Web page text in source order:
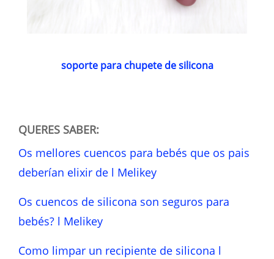
soporte para chupete de silicona
QUERES SABER:
Os mellores cuencos para bebés que os pais
deberían elixir de l Melikey
Os cuencos de silicona son seguros para
bebés? l Melikey
Como limpar un recipiente de silicona l